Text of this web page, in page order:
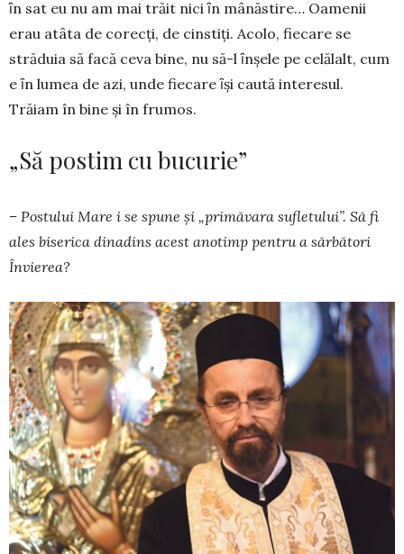
ȋn sat eu nu am mai trăit nici ȋn mânăstire… Oamenii
erau atâta de corecţi, de cinstiţi. Acolo, fiecare se
străduia să facă ceva bine, nu să-l ȋnşele pe celălalt, cum
e ȋn lumea de azi, unde fiecare ȋşi caută interesul.
Trăiam în bine și în frumos.
„Să postim cu bucurie”
– Postului Mare i se spune și „primăvara su­fletului”. Să fi
ales biserica dinadins acest ano­timp pentru a sărbători
Învierea?